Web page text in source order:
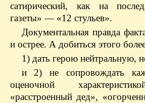
сатирический, как на
газеты» — «12 стульев».
Документальная правда
и острее. А добиться этого
1) дать герою нейтральную,
и 2) не сопровождать
оценочной
«расстроенный дед»,